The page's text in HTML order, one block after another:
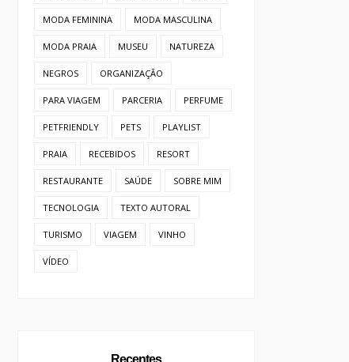
MODA FEMININA MODA MASCULINA
MODA PRAIA MUSEU NATUREZA
NEGROS ORGANIZAÇÃO
PARA VIAGEM PARCERIA PERFUME
PETFRIENDLY PETS PLAYLIST
PRAIA RECEBIDOS RESORT
RESTAURANTE SAÚDE SOBRE MIM
TECNOLOGIA TEXTO AUTORAL
TURISMO VIAGEM VINHO
VÍDEO
Recentes